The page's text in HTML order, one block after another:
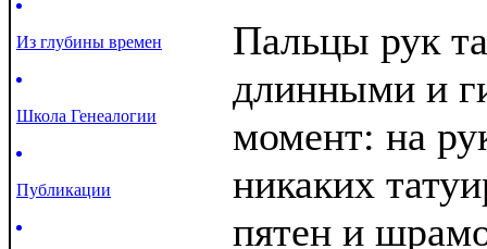
Из глубины времен
Школа Генеалогии
Публикации
Пальцы рук
длинными и
момент: на
никаких
пятен и